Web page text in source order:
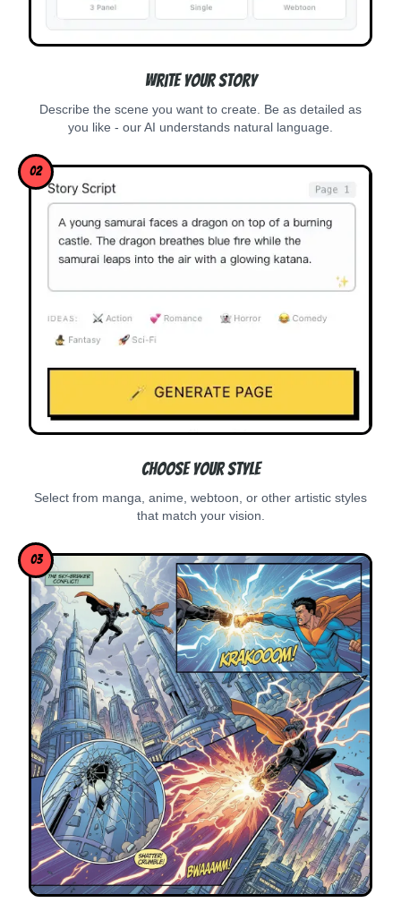
Write Your Story
Describe the scene you want to create. Be as detailed as
you like - our AI understands natural language.
02
Choose Your Style
Select from manga, anime, webtoon, or other artistic styles
that match your vision.
03